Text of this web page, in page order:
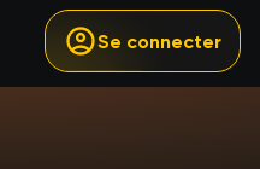
Se connecter